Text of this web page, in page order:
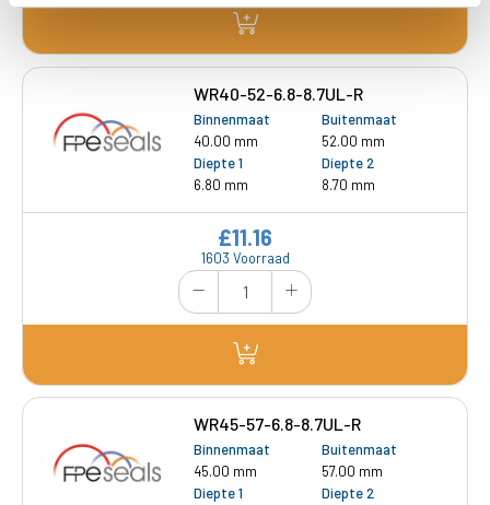
WR40-52-6.8-8.7UL-R
Binnenmaat
40.00 mm
Buitenmaat
52.00 mm
Diepte 1
6.80 mm
Diepte 2
8.70 mm
1603 Voorraad
£11.16
WR45-57-6.8-8.7UL-R
Binnenmaat
45.00 mm
Buitenmaat
57.00 mm
Diepte 1
Diepte 2